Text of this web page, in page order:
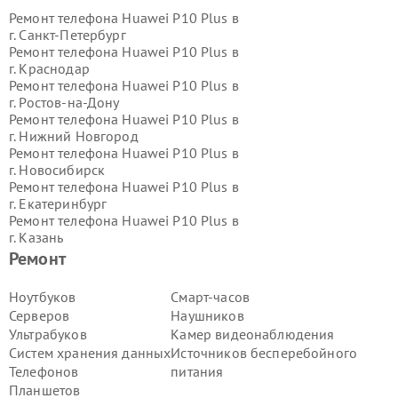
Ремонт
Ноутбуков
Серверов
Ультрабуков
Систем хранения данных
Телефонов
Планшетов
Смарт-часов
Наушников
Камер видеонаблюдения
Источников бесперебойного
питания
Ремонт телефона Huawei P10 Plus в
г. Санкт-Петербург
Ремонт телефона Huawei P10 Plus в
г. Краснодар
Ремонт телефона Huawei P10 Plus в
г. Ростов-на-Дону
Ремонт телефона Huawei P10 Plus в
г. Нижний Новгород
Ремонт телефона Huawei P10 Plus в
г. Новосибирск
Ремонт телефона Huawei P10 Plus в
г. Екатеринбург
Ремонт телефона Huawei P10 Plus в
г. Казань
Ремонт телефона Huawei P10 Plus в
г. Воронеж
Ремонт телефона Huawei P10 Plus в
г.Волгоград
Ремонт телефона Huawei P10 Plus в
г.Самара
Ремонт телефона Huawei P10 Plus в
г.Пермь
Ремонт телефона Huawei P10 Plus в